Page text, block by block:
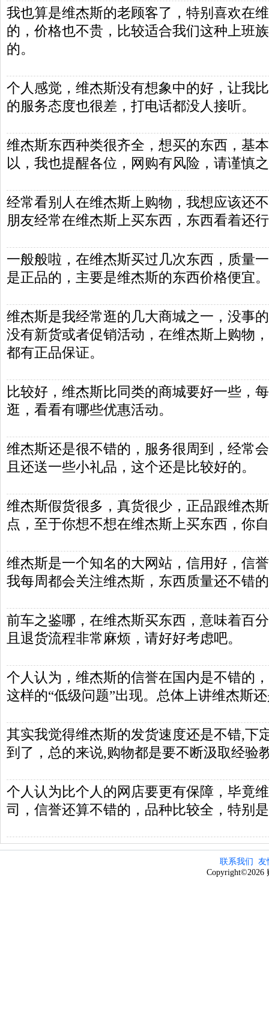
我也算是维杰斯的老顾客了，特别喜欢在
的，价格也不贵，比较适合我们这种上班
的。
个人感觉，维杰斯没有想象中的好，让我
的服务态度也很差，打电话都没人接听。
维杰斯东西种类很齐全，想买的东西，基
以，我也提醒各位，网购有风险，请谨慎
经常看别人在维杰斯上购物，我想应该还
朋友经常在维杰斯上买东西，东西看着还
一般般啦，在维杰斯买过几次东西，质量
是正品的，主要是维杰斯的东西价格便宜。
维杰斯是我经常逛的几大商城之一，没事
没有新货或者促销活动，在维杰斯上购物
都有正品保证。
比较好，维杰斯比同类的商城要好一些，
逛，看看有哪些优惠活动。
维杰斯还是很不错的，服务很周到，经常
且还送一些小礼品，这个还是比较好的。
维杰斯假货很多，真货很少，正品跟维杰
点，至于你想不想在维杰斯上买东西，你
维杰斯是一个知名的大网站，信用好，信
我每周都会关注维杰斯，东西质量还不错
前车之鉴哪，在维杰斯买东西，意味着百
且退货流程非常麻烦，请好好考虑吧。
个人认为，维杰斯的信誉在国内是不错的
这样的“低级问题”出现。总体上讲维杰斯
其实我觉得维杰斯的发货速度还是不错,下
到了，总的来说,购物都是要不断汲取经验
个人认为比个人的网店要更有保障，毕竟
司，信誉还算不错的，品种比较全，特别
联系我们
友
Copyright©2026